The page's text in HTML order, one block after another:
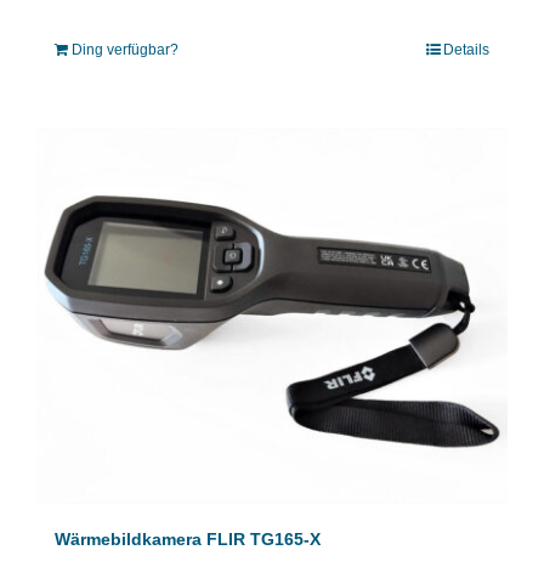
Ding verfügbar? Details
Wärmebildkamera FLIR TG165-X